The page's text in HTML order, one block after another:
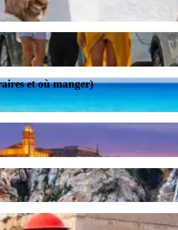
et où manger)